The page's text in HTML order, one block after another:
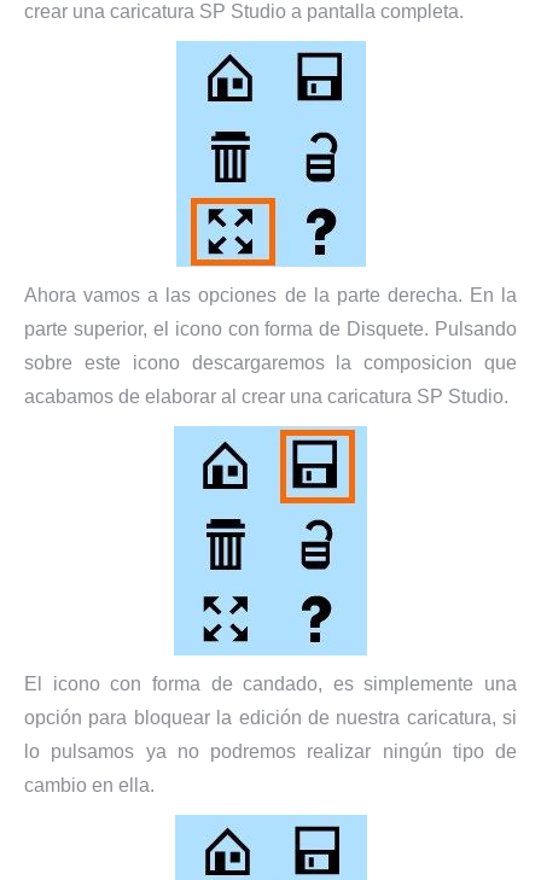
crear una caricatura SP Studio a pantalla completa.
Ahora vamos a las opciones de la parte derecha. En la
parte superior, el icono con forma de Disquete. Pulsando
sobre este icono descargaremos la composicion que
acabamos de elaborar al crear una caricatura SP Studio.
El icono con forma de candado, es simplemente una
opción para bloquear la edición de nuestra caricatura, si
lo pulsamos ya no podremos realizar ningún tipo de
cambio en ella.